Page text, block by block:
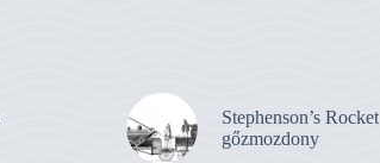
Stephenson’s Rocket
gőzmozdony